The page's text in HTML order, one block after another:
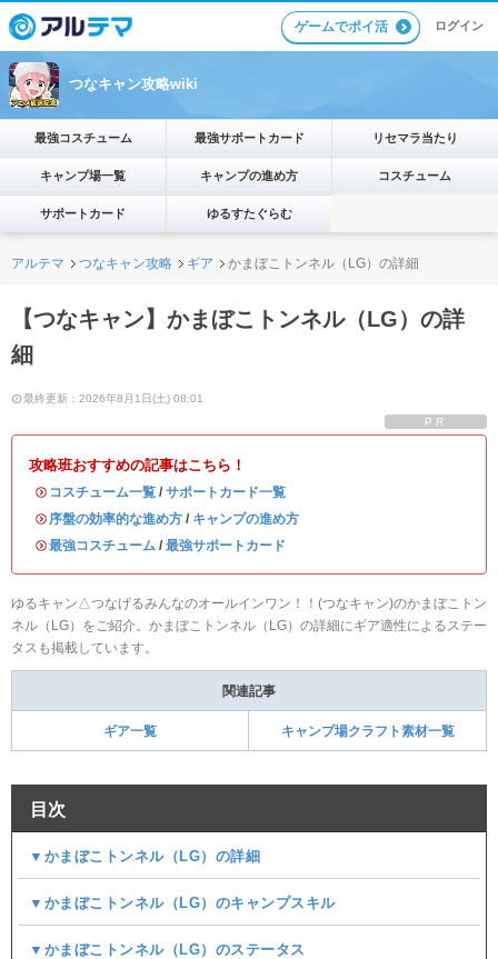
ゲームでポイ活 ログイン
つなキャン攻略wiki
最強コスチューム 最強サポートカード リセマラ当たり
キャンプ場一覧 キャンプの進め方 コスチューム
サポートカード ゆるすたぐらむ
アルテマ つなキャン攻略 ギア かまぼこトンネル（LG）の詳細
【つなキャン】かまぼこトンネル（LG）の詳
細
最終更新：2026年8月1日(土) 08:01
PR
攻略班おすすめの記事はこちら！
・ コスチューム一覧 / サポートカード一覧
・ 序盤の効率的な進め方 / キャンプの進め方
・最強コスチューム / 最強サポートカード
ゆるキャン△つなげるみんなのオールインワン！！(つなキャン)のかまぼこトン
ネル（LG）をご紹介。かまぼこトンネル（LG）の詳細にギア適性によるステー
タスも掲載しています。
関連記事
ギア一覧 キャンプ場クラフト素材一覧
目次
▼かまぼこトンネル（LG）の詳細
▼かまぼこトンネル（LG）のキャンプスキル
▼かまぼこトンネル（LG）のステータス